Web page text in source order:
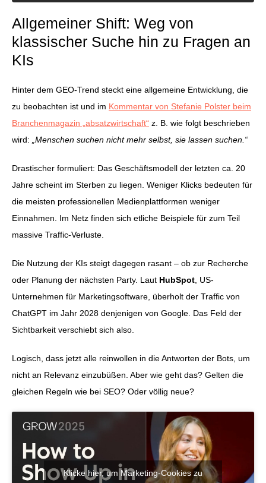
Allgemeiner Shift: Weg von
klassischer Suche hin zu Fragen an
KIs
Hinter dem GEO-Trend steckt eine allgemeine Entwicklung, die
zu beobachten ist und im Kommentar von Stefanie Polster beim
Branchenmagazin „absatzwirtschaft“ z. B. wie folgt beschrieben
wird:
„Menschen suchen nicht mehr selbst, sie lassen suchen.“
Drastischer formuliert: Das Geschäftsmodell der letzten ca. 20
Jahre scheint im Sterben zu liegen. Weniger Klicks bedeuten für
die meisten professionellen Medienplattformen weniger
Einnahmen. Im Netz finden sich etliche Beispiele für zum Teil
massive Traffic-Verluste.
Die Nutzung der KIs steigt dagegen rasant – ob zur Recherche
oder Planung der nächsten Party. Laut HubSpot , US-
Unternehmen für Marketingsoftware, überholt der Traffic von
ChatGPT im Jahr 2028 denjenigen von Google. Das Feld der
Sichtbarkeit verschiebt sich also.
Logisch, dass jetzt alle reinwollen in die Antworten der Bots, um
nicht an Relevanz einzubüßen. Aber wie geht das? Gelten die
gleichen Regeln wie bei SEO? Oder völlig neue?
Klicke hier, um Marketing-Cookies zu